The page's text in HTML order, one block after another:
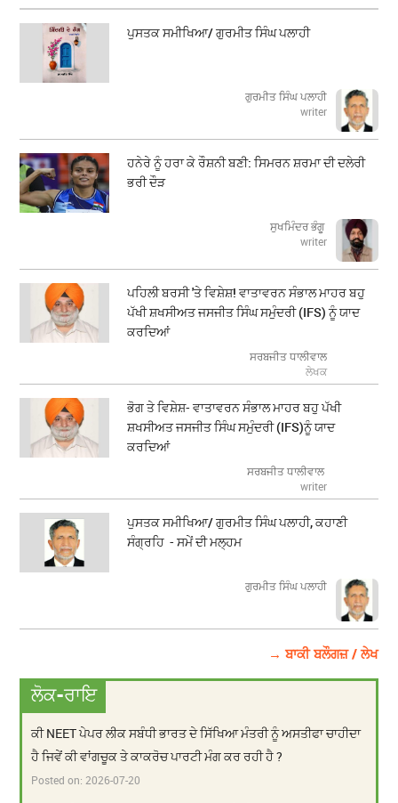
ਪੁਸਤਕ ਸਮੀਖਿਆ/ ਗੁਰਮੀਤ ਸਿੰਘ ਪਲਾਹੀ
ਗੁਰਮੀਤ ਸਿੰਘ ਪਲਾਹੀ
writer
ਹਨੇਰੇ ਨੂੰ ਹਰਾ ਕੇ ਰੌਸ਼ਨੀ ਬਣੀ: ਸਿਮਰਨ ਸ਼ਰਮਾ ਦੀ ਦਲੇਰੀ
ਭਰੀ ਦੌੜ
ਸੁਖਮਿੰਦਰ ਭੰਗੂ
writer
ਪਹਿਲੀ ਬਰਸੀ 'ਤੇ ਵਿਸ਼ੇਸ਼! ਵਾਤਾਵਰਨ ਸੰਭਾਲ ਮਾਹਰ ਬਹੁ
ਪੱਖੀ ਸ਼ਖਸੀਅਤ ਜਸਜੀਤ ਸਿੰਘ ਸਮੁੰਦਰੀ (IFS) ਨੂੰ ਯਾਦ
ਕਰਦਿਆਂ
ਸਰਬਜੀਤ ਧਾਲੀਵਾਲ
ਲੇਖਕ
ਭੋਗ ਤੇ ਵਿਸ਼ੇਸ਼- ਵਾਤਾਵਰਨ ਸੰਭਾਲ ਮਾਹਰ ਬਹੁ ਪੱਖੀ
ਸ਼ਖਸੀਅਤ ਜਸਜੀਤ ਸਿੰਘ ਸਮੁੰਦਰੀ (IFS)ਨੂੰ ਯਾਦ
ਕਰਦਿਆਂ
ਸਰਬਜੀਤ ਧਾਲੀਵਾਲ
writer
ਪੁਸਤਕ ਸਮੀਖਿਆ/ ਗੁਰਮੀਤ ਸਿੰਘ ਪਲਾਹੀ, ਕਹਾਣੀ
ਸੰਗ੍ਰਹਿ - ਸਮੇਂ ਦੀ ਮਲ੍ਹਮ
ਗੁਰਮੀਤ ਸਿੰਘ ਪਲਾਹੀ
→ ਬਾਕੀ ਬਲੌਗਜ਼ / ਲੇਖ
ਲੋਕ-ਰਾਇ
ਕੀ NEET ਪੇਪਰ ਲੀਕ ਸਬੰਧੀ ਭਾਰਤ ਦੇ ਸਿੱਖਿਆ ਮੰਤਰੀ ਨੂੰ ਅਸਤੀਫਾ ਚਾਹੀਦਾ
ਹੈ ਜਿਵੇਂ ਕੀ ਵਾਂਗਚੂਕ ਤੇ ਕਾਕਰੋਚ ਪਾਰਟੀ ਮੰਗ ਕਰ ਰਹੀ ਹੈ ?
Posted on:2026-07-20